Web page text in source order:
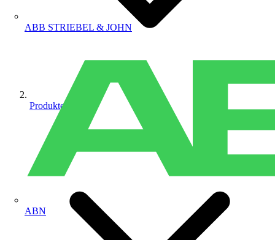
ABB STRIEBEL & JOHN
ABN
Produkte